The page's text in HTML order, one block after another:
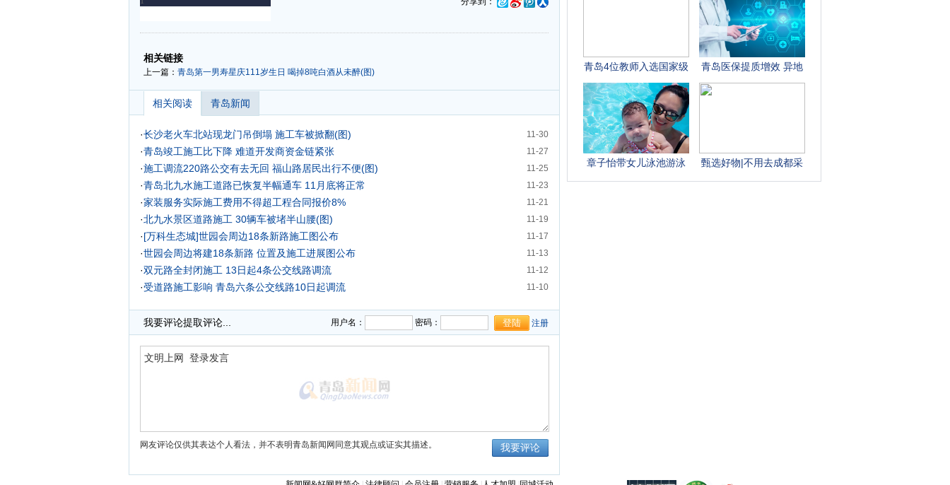
-
相关链接
上一篇： 青岛第一男寿星庆111岁生日 喝掉8吨白酒从未醉(图)
相关阅读 青岛新闻
11-30
·长沙老火车北站现龙门吊倒塌 施工车被掀翻(图)
11-27
·青岛竣工施工比下降 难道开发商资金链紧张
11-25
·施工调流220路公交有去无回 福山路居民出行不便(图)
11-23
·青岛北九水施工道路已恢复半幅通车 11月底将正常
11-21
·家装服务实际施工费用不得超工程合同报价8%
11-19
·北九水景区道路施工 30辆车被堵半山腰(图)
11-17
·[万科生态城]世园会周边18条新路施工图公布
11-13
·世园会周边将建18条新路 位置及施工进展图公布
11-12
·双元路全封闭施工 13日起4条公交线路调流
11-10
·受道路施工影响 青岛六条公交线路10日起调流
我要评论提取评论... 用户名： 密码： 注册
网友评论仅供其表达个人看法，并不表明青岛新闻网同意其观点或证实其描述。